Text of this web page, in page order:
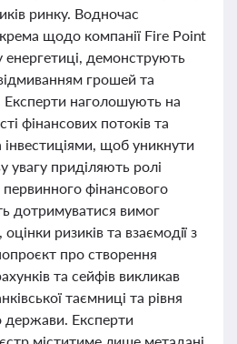
ринку. Водночас
щодо компанії Fire Point
енергетиці, демонструють
грошей та
Експерти наголошують на
фінансових потоків та
щоб уникнути
приділяють ролі
первинного фінансового
дотримуватися вимог
оцінки ризиків та взаємодії з
про створення
та сейфів викликав
таємниці та рівня
держави. Експерти